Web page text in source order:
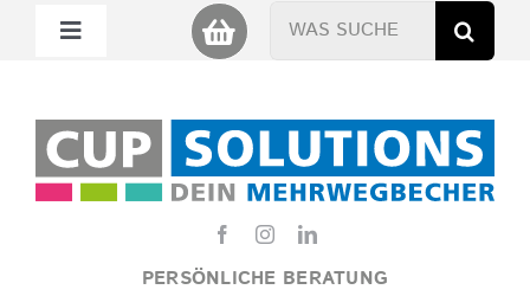
PERSÖNLICHE BERATUNG
Toggle
Miet Cup
Suche
nach: